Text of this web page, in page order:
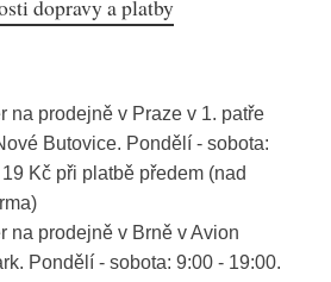
dopravy a platby
na prodejně v Praze v 1. patře
Butovice. Pondělí - sobota:
Kč při platbě předem (nad
na prodejně v Brně v Avion
Pondělí - sobota: 9:00 - 19:00.